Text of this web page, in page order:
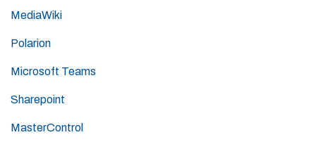
MediaWiki
Polarion
Microsoft Teams
Sharepoint
MasterControl